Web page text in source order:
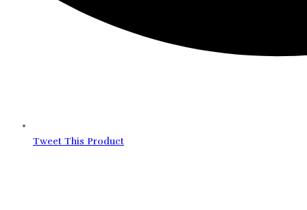
Tweet This Product